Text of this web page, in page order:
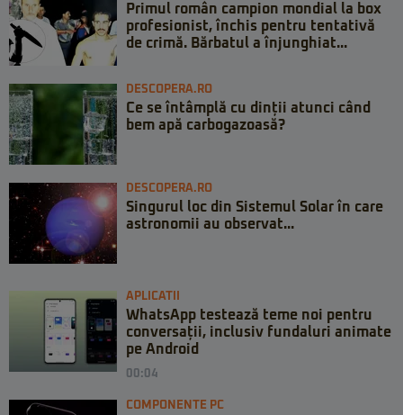
Primul român campion mondial la box
profesionist, închis pentru tentativă
de crimă. Bărbatul a înjunghiat...
DESCOPERA.RO
Ce se întâmplă cu dinții atunci când
bem apă carbogazoasă?
DESCOPERA.RO
Singurul loc din Sistemul Solar în care
astronomii au observat...
APLICATII
WhatsApp testează teme noi pentru
conversații, inclusiv fundaluri animate
pe Android
00:04
COMPONENTE PC